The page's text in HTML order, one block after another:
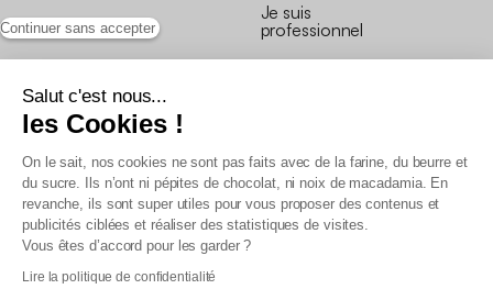
Continuer sans accepter
Salut c'est nous...
les Cookies !
On le sait, nos cookies ne sont pas faits avec de la farine, du beurre et
du sucre. Ils n’ont ni pépites de chocolat, ni noix de macadamia. En
revanche, ils sont super utiles pour vous proposer des contenus et
publicités ciblées et réaliser des statistiques de visites.
Vous êtes d’accord pour les garder ?
Lire la politique de confidentialité
Je suis
professionnel
Conditions générales de vente
Conditions générales du programme de fidélité
Charte de données personnelles
Conditions générales de vente Pro
Déclaration d’accessibilité